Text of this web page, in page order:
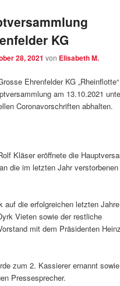
KG
28, 2021 von Elisabeth M.
Ehrenfelder KG
am 13.10.2021
Coronavorschriften abhalten.
Kläser eröffnete die
die im letzten Jahr verstorbenen
auf die erfolgreichen letzten
Vieten sowie der restliche
mit dem Präsidenten
zum 2. Kassierer ernannt
Pressesprecher.